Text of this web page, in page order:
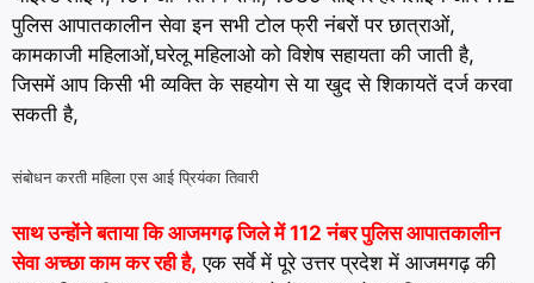
पुलिस आपातकालीन सेवा इन सभी टोल फ्री नंबरों पर छात्राओं,
कामकाजी महिलाओं,घरेलू महिलाओ को विशेष सहायता की जाती है,
जिसमें आप किसी भी व्यक्ति के सहयोग से या खुद से शिकायतें दर्ज करवा
सकती है,
संबोधन करती महिला एस आई प्रियंका तिवारी
साथ उन्होंने बताया कि आजमगढ़ जिले में 112 नंबर पुलिस आपातकालीन
सेवा अच्छा काम कर रही है, एक सर्वे में पूरे उत्तर प्रदेश में आजमगढ़ की